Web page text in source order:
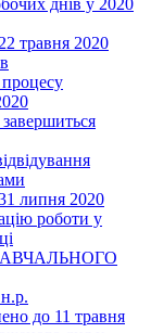
травня 2020
липня 2020
роботи у
до 11 травня